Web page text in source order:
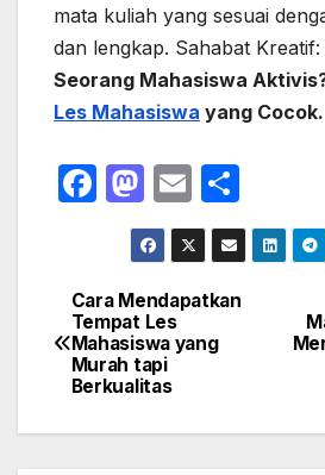
mata kuliah yang sesuai
dan lengkap. Sahabat
Seorang Mahasiswa
Les Mahasiswa yang Cocok.
F
e
b
o
k
M
a
st
o
d
o
E
m
ail
h
ar
e
Navigasi
pos
Cara Mendapatkan
Tempat Les
Mahasiswa yang
Murah tapi
Berkualitas